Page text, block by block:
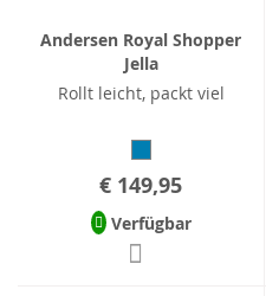
Andersen Royal Shopper
Jella
Rollt leicht, packt viel
€ 149,95
Verfügbar